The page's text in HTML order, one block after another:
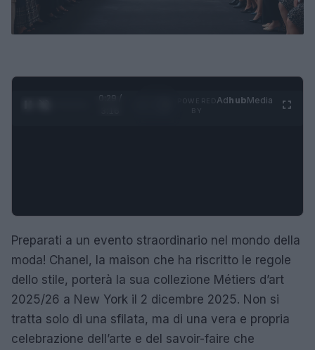
0:30 /
AdhubMedia
Preparati a un evento straordinario nel mondo della
moda! Chanel, la maison che ha riscritto le regole
dello stile, porterà la sua collezione Métiers d’art
2025/26 a New York il 2 dicembre 2025. Non si
tratta solo di una sfilata, ma di una vera e propria
celebrazione dell’arte e del savoir-faire che